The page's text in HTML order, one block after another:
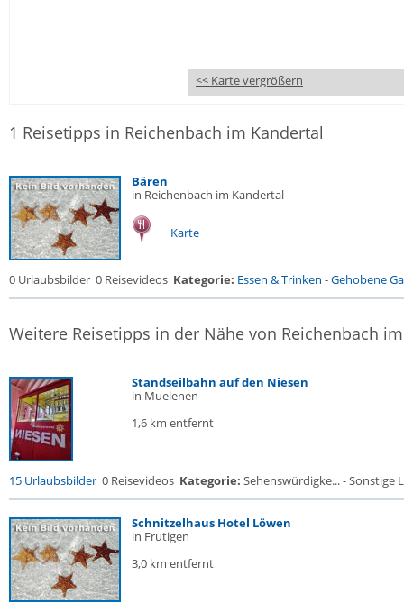
<< Karte vergrößern
1 Reisetipps in Reichenbach im Kandertal
Bären
in Reichenbach im Kandertal
Karte
0 Urlaubsbilder 0 Reisevideos Kategorie: Essen & Trinken -Gehobene
Weitere Reisetipps in der Nähe von Reichenbach
Standseilbahn auf den Niesen
in Muelenen
1,6 km entfernt
15 Urlaubsbilder 0 Reisevideos Kategorie: Sehenswürdigke... - Sonstige
Schnitzelhaus Hotel Löwen
in Frutigen
3,0 km entfernt